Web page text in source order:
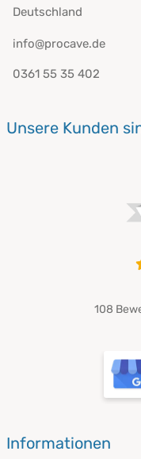
Deutschland
info@procave.de
0361 55 35 402
Unsere Kunden
108
Informationen